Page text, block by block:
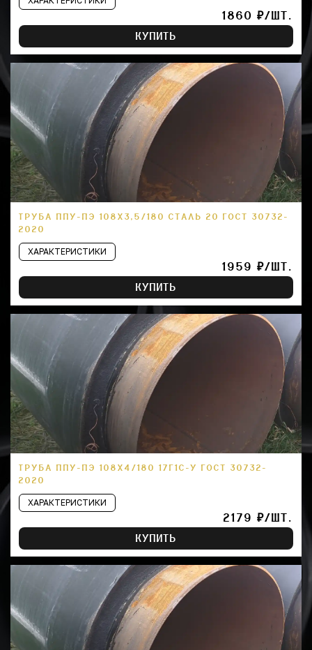
1860 ₽/ШТ.
КУПИТЬ
ТРУБА ППУ-ПЭ 108Х3,5/180 СТАЛЬ 20 ГОСТ 30732-
2020
ХАРАКТЕРИСТИКИ
1959 ₽/ШТ.
КУПИТЬ
ТРУБА ППУ-ПЭ 108Х4/180 17Г1С-У ГОСТ 30732-
2020
ХАРАКТЕРИСТИКИ
2179 ₽/ШТ.
КУПИТЬ